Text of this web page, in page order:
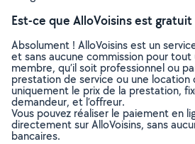
Est-ce que AlloVoisins est gratuit
Absolument ! AlloVoisins est un
et sans aucune commission pour
membre, qu’il soit professionnel ou
prestation de service ou une location
uniquement le prix de la prestation,
demandeur, et l’offreur.
Vous pouvez réaliser le paiement en
directement sur AlloVoisins, sans
bancaires.